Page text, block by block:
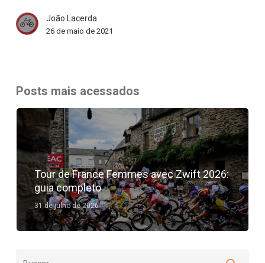
lutamos
por
treinos
Bicicleta
News
João Lacerda
26 de maio de 2021
Posts mais acessados
Tour de France Femmes avec Zwift 2026:
guia completo
31 de julho de 2026